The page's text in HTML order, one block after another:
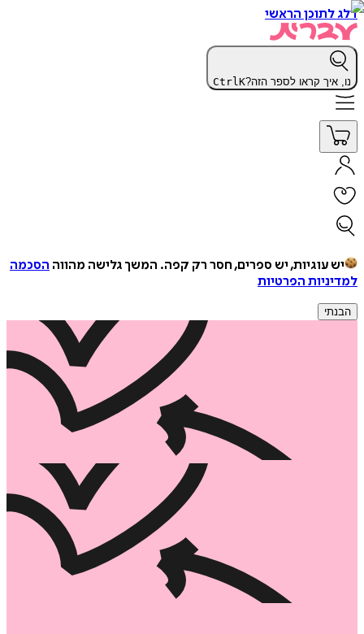
דלג לתוכן הראשי
נו, איך קראו לספר הזה? CtrlK
יש עוגיות, יש ספרים, חסר רק קפה. המשך גלישה מהווה הסכמה
למדיניות הפרטיות
הבנתי